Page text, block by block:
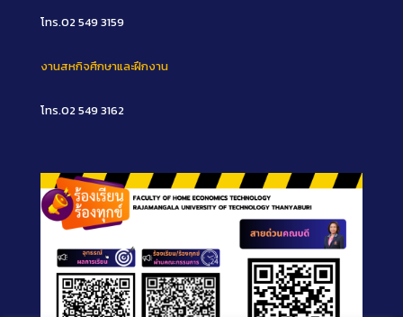
โทร.02 549 3159
งานสหกิจศึกษาและฝึกงาน
โทร.02 549 3162